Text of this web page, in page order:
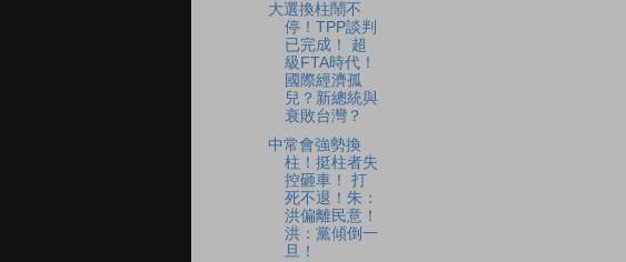
大選換柱鬧不
停！TPP談判
已完成！ 超
級FTA時代！
國際經濟孤
兒？新總統與
衰敗台灣？
中常會強勢換
柱！挺柱者失
控砸車！ 打
死不退！朱：
洪偏離民意！
洪：黨傾倒一
旦！